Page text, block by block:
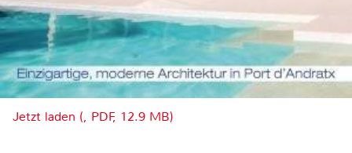
Jetzt laden (, PDF, 12.9 MB)